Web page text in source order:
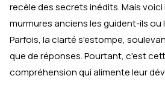
recèle des secrets inédits. Mais voici
murmures anciens les guident-ils ou
Parfois, la clarté s'estompe,
que de réponses. Pourtant, c'est
compréhension qui alimente leur